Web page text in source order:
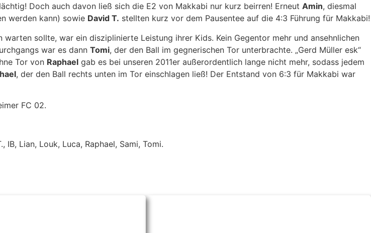
Doch auch davon ließ sich die E2 von Makkabi nur kurz beirren! Erneut Amin, diesmal
werden kann) sowie David T. stellten kurz vor dem Pausentee auf die 4:3 Führung für Makkabi!
sollte, war ein disziplinierte Leistung ihrer Kids. Kein Gegentor mehr und ansehnlichen
war es dann Tomi, der den Ball im gegnerischen Tor unterbrachte. „Gerd Müller esk“
Tor von Raphael gab es bei unseren 2011er außerordentlich lange nicht mehr, sodass jedem
, der den Ball rechts unten im Tor einschlagen ließ! Der Entstand von 6:3 für Makkabi war
FC 02.
Lian, Louk, Luca, Raphael, Sami, Tomi.